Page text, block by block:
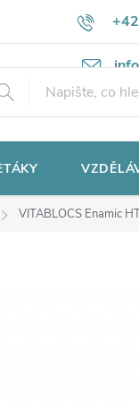
Potřebujete poradit?
VITABLOCS Enamic